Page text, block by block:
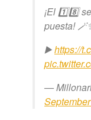
¡El 1️⃣8️⃣
puesta!
▶️https://
—